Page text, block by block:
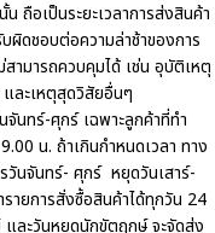
ถือเป็นระยะเวลาการส่งสินค้า
ผิดชอบต่อความล่าช้าของการ
ามารถควบคุมได้ เช่น อุบัติเหตุ
ละเหตุสุดวิสัยอื่นๆ
นทร์-ศุกร์ เฉพาะลูกค้าที่ทำ
น. ถ้าเกินกำหนดเวลา ทาง
รวันจันทร์- ศุกร์ หยุดวันเสาร์-
ยการสั่งซื้อสินค้าได้ทุกวัน 24
และวันหยุดนักขัตฤกษ์ จะจัดส่ง